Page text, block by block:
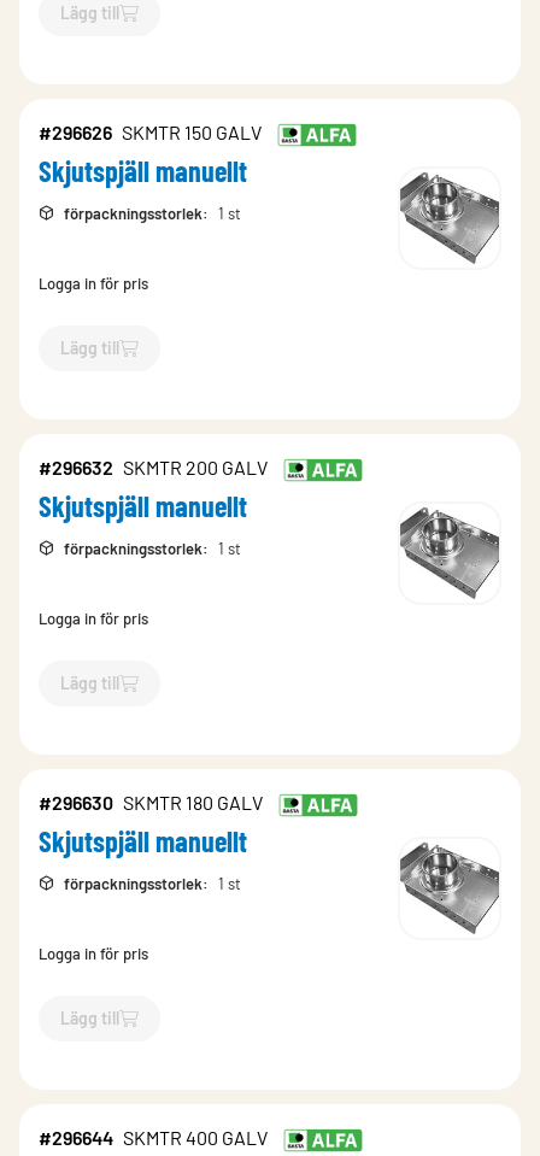
Lägg till
`$Lägg till
#296626 SKMTR 150 GALV
Skjutspjäll manuellt
förpackningsstorlek: 1 st
Logga in för pris
Lägg till
`$Lägg till
#296632 SKMTR 200 GALV
Skjutspjäll manuellt
förpackningsstorlek: 1 st
Logga in för pris
Lägg till
`$Lägg till
#296630 SKMTR 180 GALV
Skjutspjäll manuellt
förpackningsstorlek: 1 st
Logga in för pris
Lägg till
`$Lägg till
#296644 SKMTR 400 GALV